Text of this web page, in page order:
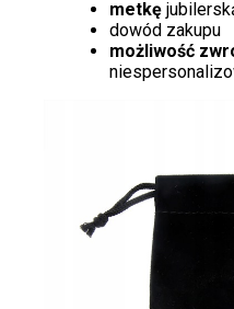
metkę
dowód zakupu
możliwość